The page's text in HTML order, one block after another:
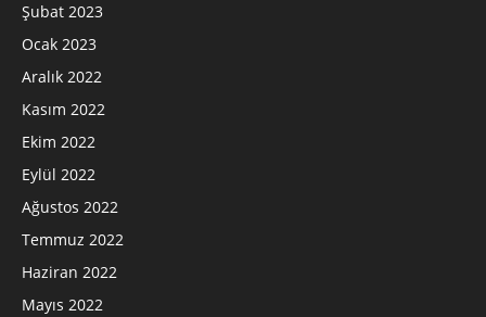
Şubat 2023
Ocak 2023
Aralık 2022
Kasım 2022
Ekim 2022
Eylül 2022
Ağustos 2022
Temmuz 2022
Haziran 2022
Mayıs 2022